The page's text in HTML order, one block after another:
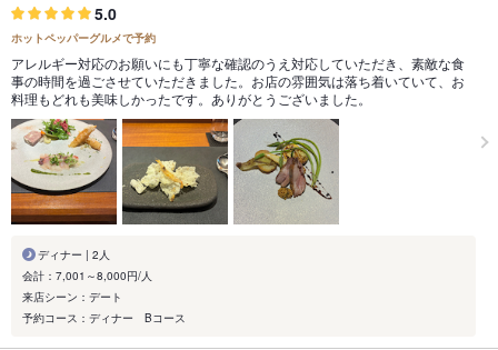
5.0
ホットペッパーグルメで予約
アレルギー対応のお願いにも丁寧な確認のうえ対応していただき、素敵な食
事の時間を過ごさせていただきました。お店の雰囲気は落ち着いていて、お
料理もどれも美味しかったです。ありがとうございました。
ディナー | 2人
会計：7,001～8,000円/人
来店シーン：デート
予約コース：ディナー Bコース